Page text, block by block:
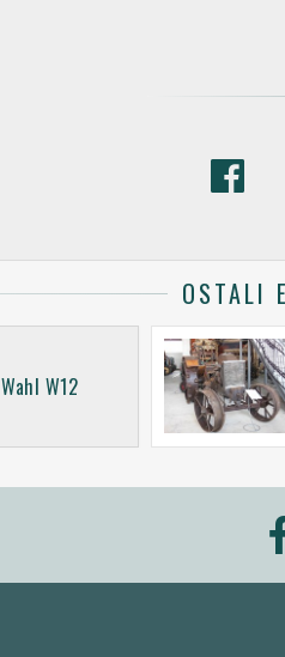
OSTALI
Wahl W12